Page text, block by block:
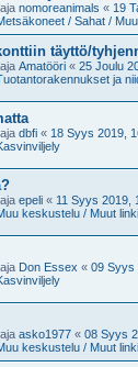
nomoreanimals « 19
/ Sahat /
täyttö/
Amatööri « 25 Joulu
ja
dbfi « 18 Syys 2019,
epeli « 11 Syys 2019,
keskustelu / Muut
Don Essex « 09 Syys
asko1977 « 08 Syys
keskustelu / Muut